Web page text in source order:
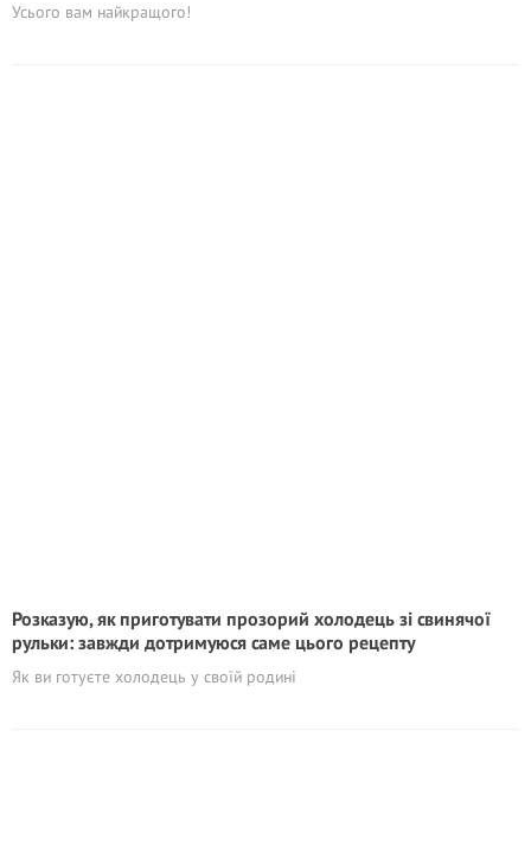
Усього вам найкращого!
Розказую, як приготувати прозорий холодець зі свинячої
рульки: завжди дотримуюся саме цього рецепту
Як ви готуєте холодець у своїй родині